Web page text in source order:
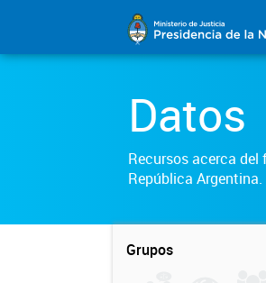
Datos
Recursos acerca
República Argentina.
Grupos